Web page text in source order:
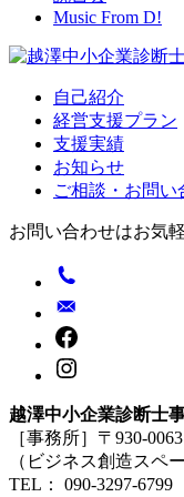
Music From D!
自己紹介
経営支援プラン
支援実績
お知らせ
ご相談・お問い
お問い合わせはお気
越澤中小企業診断士
［事務所］〒930-
（ビジネス創造スペ
TEL： 090-3297-6799